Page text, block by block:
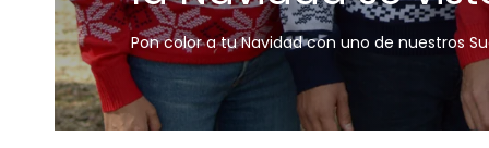
Pon color a tu Navidad con uno de nuestros